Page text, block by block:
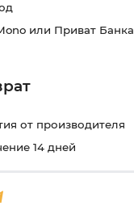
или Приват Банка
от производителя
14 дней